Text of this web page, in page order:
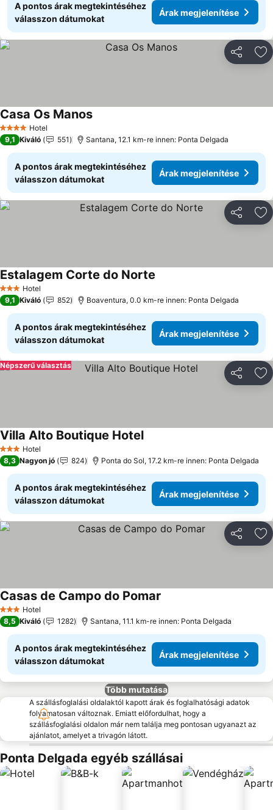
A pontos árak megtekintéséhez
válasszon dátumokat
Árak megjelenítése
4 KategóriaHotel
Casa Os ManosÁrak megjelenítése
9,1 Kiváló 551 Santana, 12.1 km-re innen: Ponta Delgada
A pontos árak megtekintéséhez
válasszon dátumokat
Árak megjelenítése
3 Kategória
Hotel
Estalagem Corte do Norte
9,1 Kiváló 852 Boaventura, 0.0 km-re innen: Ponta Delgada
A pontos árak megtekintéséhez
válasszon dátumokat
Árak megjelenítése
Népszerű választás
3 Kategória
Hotel
Villa Alto Boutique HotelÁrak megjelenítése
8,3 Nagyon jó 824 Ponta do Sol, 17.2 km-re innen: Ponta Delgada
A pontos árak megtekintéséhez
válasszon dátumokat
Árak megjelenítése
3 Kategória
Hotel
Casas de Campo do Pomar
8,5 Kiváló 1282 Santana, 11.1 km-re innen: Ponta Delgada
A pontos árak megtekintéséhez
válasszon dátumokat
Árak megjelenítése
Több mutatása
A szállásfoglalási oldalaktól kapott árak és foglalhatósági adatok
folyamatosan változnak. Emiatt előfordulhat, hogy a
szállásfoglalási oldalon már nem találja meg pontosan ugyanazt az
ajánlatot, amelyet a trivagón látott.
Ponta Delgada egyéb szállásai